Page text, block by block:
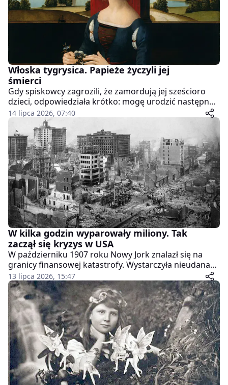
Włoska tygrysica. Papieże życzyli jej
śmierci
Gdy spiskowcy zagrozili, że zamordują jej sześcioro
dzieci, odpowiedziała krótko: mogę urodzić następne.
W XVI-wiecznych Włoszech, gdzie kobiety nie miały
prawa głosu nawet we własnych domach, Katarzyna
Sforza dowodziła oblężonymi twierdzami i stawiała
czoła papieskim armiom.
14 lipca 2026, 07:40
W kilka godzin wyparowały miliony. Tak
zaczął się kryzys w USA
W październiku 1907 roku Nowy Jork znalazł się na
granicy finansowej katastrofy. Wystarczyła nieudana
spekulacja jednego brokera na akcjach spółki
miedziowej, by w ciągu kilku dni runęły trusty warte
dziesiątki milionów dolarów, a Wall Street zamarła w
oczekiwaniu na ratunek.
13 lipca 2026, 15:47